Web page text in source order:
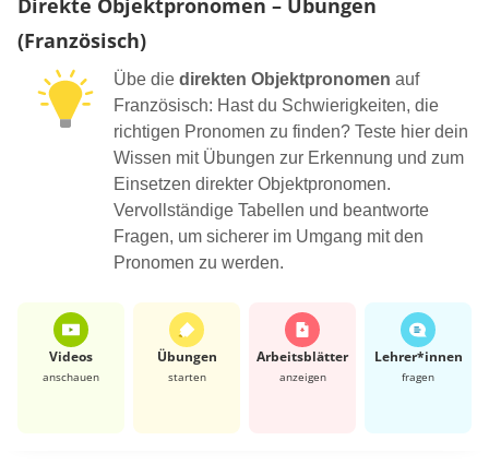
(Französisch)
Übe die direkten Objektpronomen auf
Französisch: Hast du Schwierigkeiten, die
richtigen Pronomen zu finden? Teste hier dein
Wissen mit Übungen zur Erkennung und zum
Einsetzen direkter Objektpronomen.
Vervollständige Tabellen und beantworte
Fragen, um sicherer im Umgang mit den
Pronomen zu werden.
Videos
anschauen
Übungen
starten
Arbeits­blätter
anzeigen
Lehrer*​innen
fragen